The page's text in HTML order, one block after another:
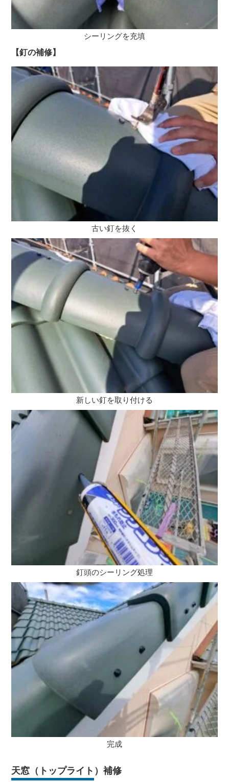
シーリングを充填
【釘の補修】
古い釘を抜く
新しい釘を取り付ける
釘頭のシーリング処理
完成
天窓（トップライト）補修